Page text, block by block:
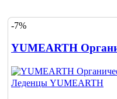
-7%
YUMEARTH
Леденцы YUMEARTH